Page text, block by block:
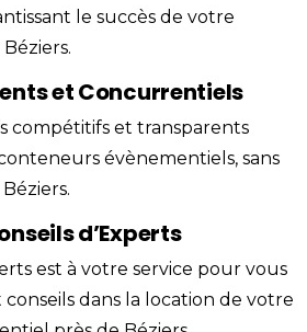
le succès de votre
et Concurrentiels
compétitifs et transparents
évènementiels, sans
d’Experts
est à votre service pour vous
dans la location de votre